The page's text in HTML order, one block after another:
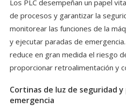
Los PLC desempeñan un papel
de procesos y garantizar la
monitorear las funciones de la
y ejecutar paradas de
reduce en gran medida el riesgo
proporcionar retroalimentación y
Cortinas de luz de seguridad y
emergencia